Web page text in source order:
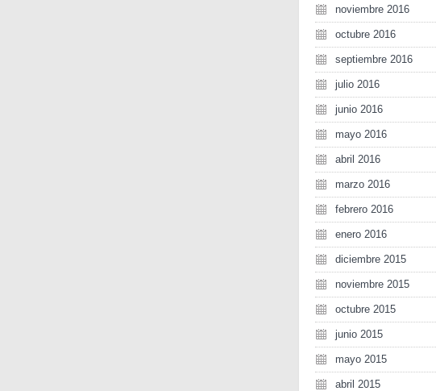
noviembre 2016
octubre 2016
septiembre 2016
julio 2016
junio 2016
mayo 2016
abril 2016
marzo 2016
febrero 2016
enero 2016
diciembre 2015
noviembre 2015
octubre 2015
junio 2015
mayo 2015
abril 2015